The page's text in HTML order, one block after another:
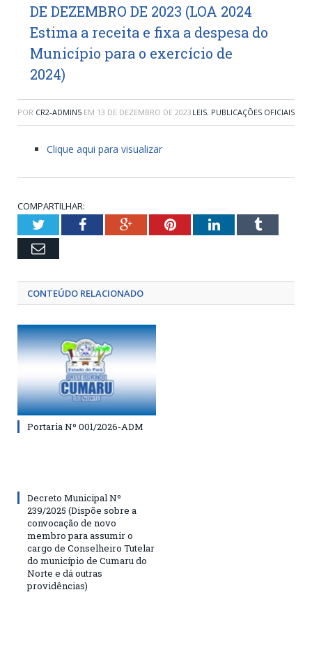
DE DEZEMBRO DE 2023 (LOA 2024
Estima a receita e fixa a despesa do
Município para o exercício de
2024)
POR CR2-ADMIN5 EM 13 DE DEZEMBRO DE 2023 LEIS, PUBLICAÇÕES OFICIAIS
Clique aqui para visualizar
COMPARTILHAR:
TwitterFacebookGoogle+PinterestLinkedInTumblr
Email
CONTEÚDO RELACIONADO
Portaria Nº 001/2026-ADM
Decreto Municipal Nº
239/2025 (Dispõe sobre a
convocação de novo
membro para assumir o
cargo de Conselheiro Tutelar
do município de Cumaru do
Norte e dá outras
providências)